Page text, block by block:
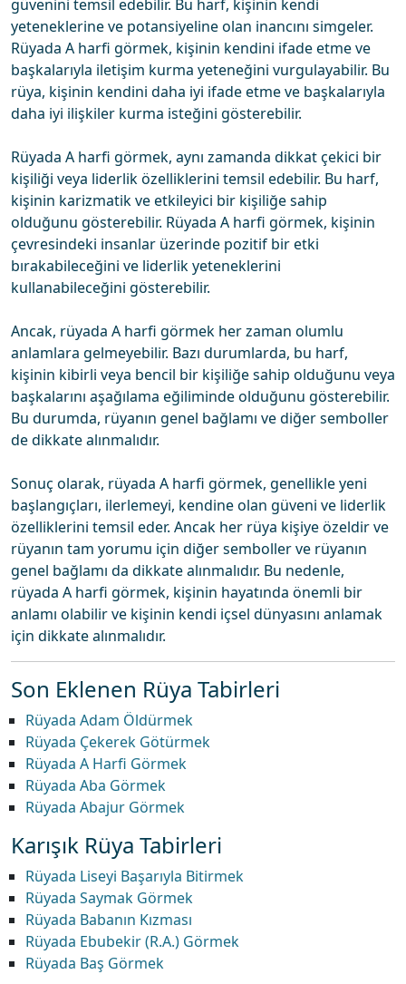
güvenini temsil edebilir. Bu harf, kişinin kendi
yeteneklerine ve potansiyeline olan inancını simgeler.
Rüyada A harfi görmek, kişinin kendini ifade etme ve
başkalarıyla iletişim kurma yeteneğini vurgulayabilir. Bu
rüya, kişinin kendini daha iyi ifade etme ve başkalarıyla
daha iyi ilişkiler kurma isteğini gösterebilir.
Rüyada A harfi görmek, aynı zamanda dikkat çekici bir
kişiliği veya liderlik özelliklerini temsil edebilir. Bu harf,
kişinin karizmatik ve etkileyici bir kişiliğe sahip
olduğunu gösterebilir. Rüyada A harfi görmek, kişinin
çevresindeki insanlar üzerinde pozitif bir etki
bırakabileceğini ve liderlik yeteneklerini
kullanabileceğini gösterebilir.
Ancak, rüyada A harfi görmek her zaman olumlu
anlamlara gelmeyebilir. Bazı durumlarda, bu harf,
kişinin kibirli veya bencil bir kişiliğe sahip olduğunu veya
başkalarını aşağılama eğiliminde olduğunu gösterebilir.
Bu durumda, rüyanın genel bağlamı ve diğer semboller
de dikkate alınmalıdır.
Sonuç olarak, rüyada A harfi görmek, genellikle yeni
başlangıçları, ilerlemeyi, kendine olan güveni ve liderlik
özelliklerini temsil eder. Ancak her rüya kişiye özeldir ve
rüyanın tam yorumu için diğer semboller ve rüyanın
genel bağlamı da dikkate alınmalıdır. Bu nedenle,
rüyada A harfi görmek, kişinin hayatında önemli bir
anlamı olabilir ve kişinin kendi içsel dünyasını anlamak
için dikkate alınmalıdır.
Son Eklenen Rüya Tabirleri
Rüyada Adam Öldürmek
Rüyada Çekerek Götürmek
Rüyada A Harfi Görmek
Rüyada Aba Görmek
Rüyada Abajur Görmek
Karışık Rüya Tabirleri
Rüyada Liseyi Başarıyla Bitirmek
Rüyada Saymak Görmek
Rüyada Babanın Kızması
Rüyada Ebubekir (R.A.) Görmek
Rüyada Baş Görmek